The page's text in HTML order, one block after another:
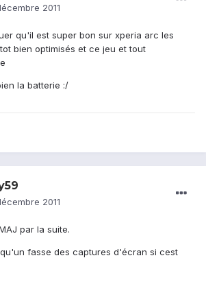
2011
qu'il est super bon sur xperia arc les
bien optimisés et ce jeu et tout
la batterie :/
2011
par la suite.
fasse des captures d'écran si cest